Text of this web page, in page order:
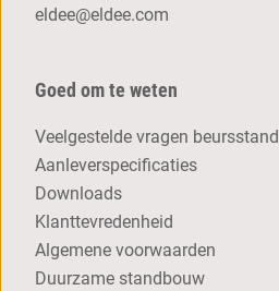
eldee@eldee.com
Goed om te weten
Veelgestelde vragen beursstand
Aanleverspecificaties
Downloads
Klanttevredenheid
Algemene voorwaarden
Duurzame standbouw